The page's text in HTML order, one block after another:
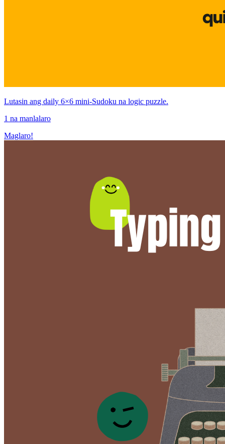
Lutasin ang daily 6×6 mini-Sudoku na logic puzzle.
1 na manlalaro
Maglaro!